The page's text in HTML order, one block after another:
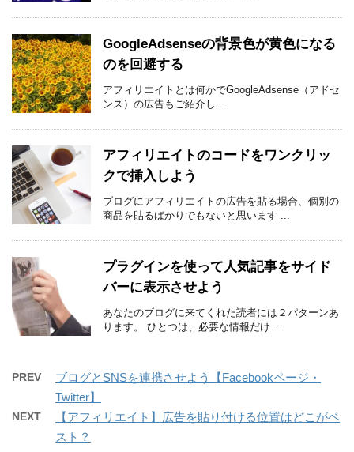
GoogleAdsenseの背景色が黄色になる
のを回避する
アフィリエイトとは何かでGoogleAdsense（アドセ
ンス）の広告もご紹介し ...
アフィリエイトのコードをワンクリッ
クで挿入しよう
ブログにアフィリエイトの広告を貼る場合、個別の
商品を貼るばかりでもないと思います ...
プラグインを使って人気記事をサイド
バーに表示させよう
あなたのブログに来てくれた読者には２パターンあ
ります。 ひとつは、必要な情報だけ ...
PREV
ブログとSNSを連携させよう【Facebookページ・
Twitter】
NEXT
【アフィリエイト】広告を貼り付ける位置はどこがベ
スト？